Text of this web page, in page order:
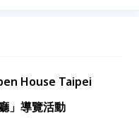
）。
House Taipei
」導覽活動